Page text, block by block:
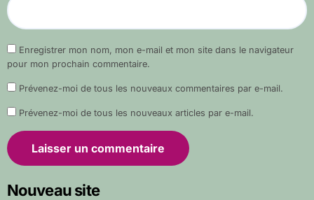
Enregistrer mon nom, mon e-mail et mon site dans le navigateur
pour mon prochain commentaire.
Prévenez-moi de tous les nouveaux commentaires par e-mail.
Prévenez-moi de tous les nouveaux articles par e-mail.
Nouveau site